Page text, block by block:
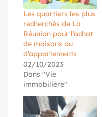
Les quartiers les plus
recherchés de La
Réunion pour l’achat
de maisons ou
d’appartements
02/10/2023
Dans "Vie
immobilière"